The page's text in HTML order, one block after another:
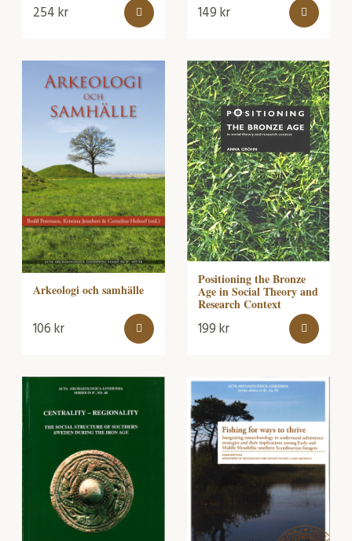
254kr 149kr
Arkeologi och samhälle
106kr
Positioning the Bronze
Age in Social Theory and
Research Context
199kr